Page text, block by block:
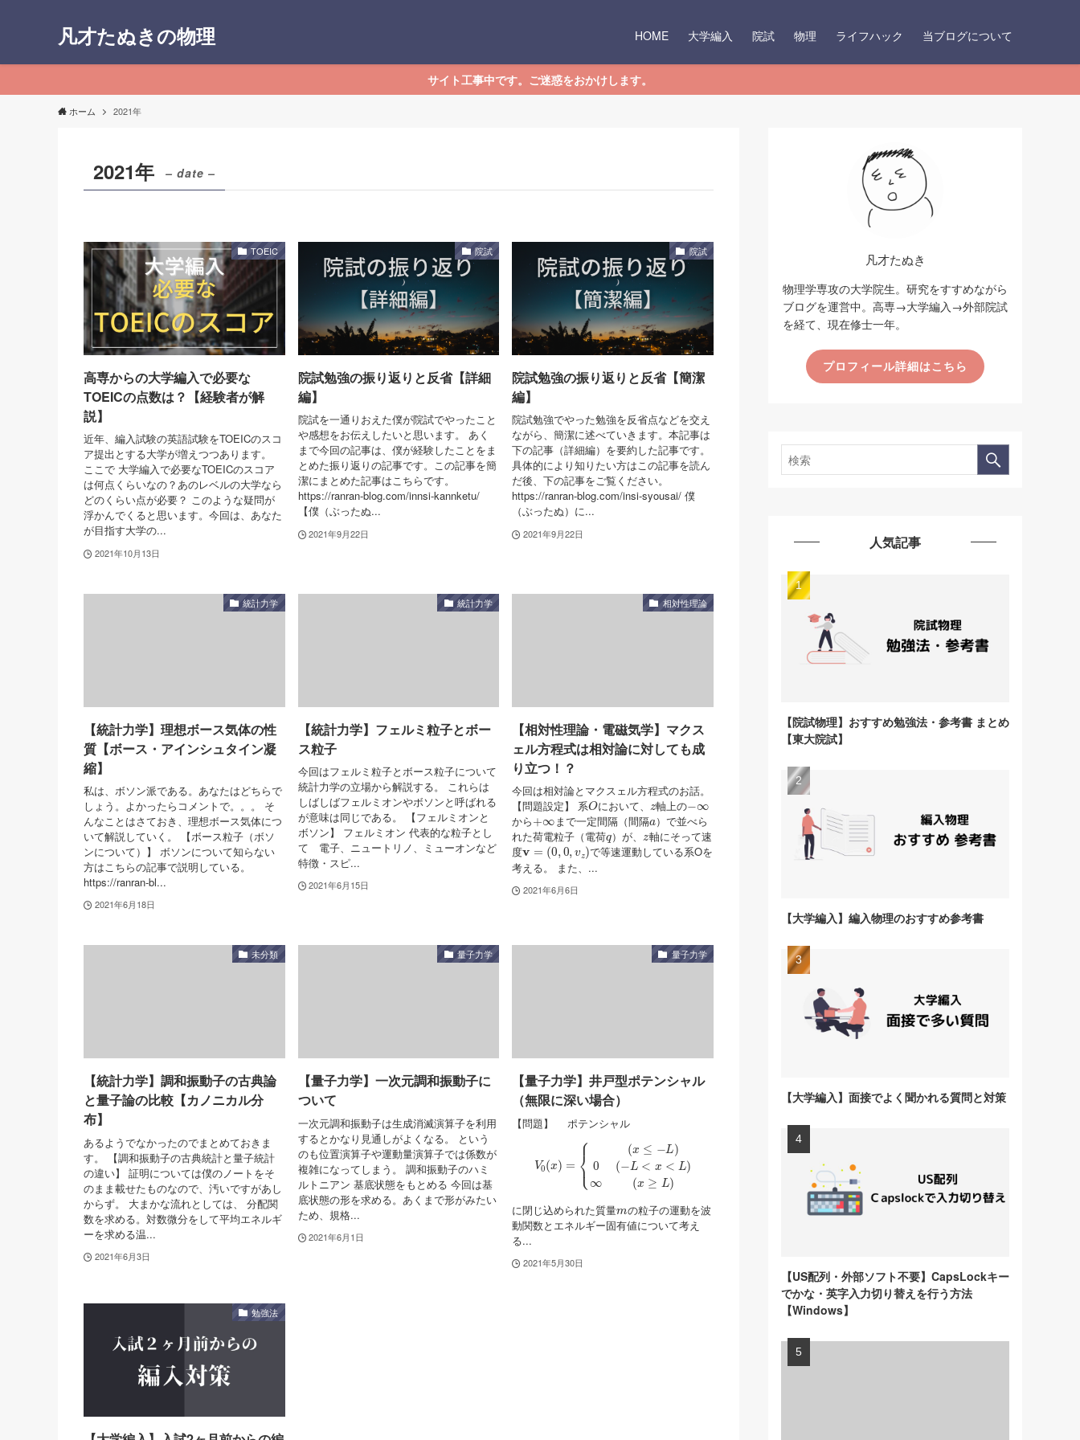
凡才たぬきの物理 HOME 大学編入 院試 物理 ライフハック 当ブログについて
サイト工事中です。ご迷惑をおかけします。
ホーム 2021年
2021年 – date –
TOEIC
高専からの大学編入で必要な
TOEICの点数は？【経験者が解
説】
近年、編入試験の英語試験をTOEICのスコ
ア提出とする大学が増えつつあります。
ここで 大学編入で必要なTOEICのスコア
は何点くらいなの？あのレベルの大学なら
どのくらい点が必要？ このような疑問が
浮かんでくると思います。今回は、あなた
が目指す大学の...
2021年10月13日
院試
院試勉強の振り返りと反省【詳細
編】
院試を一通りおえた僕が院試でやったこと
や感想をお伝えしたいと思います。 あく
まで今回の記事は、僕が経験したことをま
とめた振り返りの記事です。この記事を簡
潔にまとめた記事はこちらです。
https://ranran-blog.com/innsi-kannketu/
【僕（ぶったぬ...
2021年9月22日
院試
院試勉強の振り返りと反省【簡潔
編】
院試勉強でやった勉強を反省点などを交え
ながら、簡潔に述べていきます。本記事は
下の記事（詳細編）を要約した記事です。
具体的により知りたい方はこの記事を読ん
だ後、下の記事をご覧ください。
https://ranran-blog.com/insi-syousai/ 僕
（ぶったぬ）に...
2021年9月22日
統計力学
【統計力学】理想ボース気体の性
質【ボース・アインシュタイン凝
縮】
私は、ボソン派である。あなたはどちらで
しょう。よかったらコメントで。。。 そ
んなことはさておき、理想ボース気体につ
いて解説していく。 【ボース粒子（ボソ
ンについて）】 ボソンについて知らない
方はこちらの記事で説明している。
https://ranran-bl...
2021年6月18日
統計力学
【統計力学】フェルミ粒子とボー
ス粒子
今回はフェルミ粒子とボース粒子について
統計力学の立場から解説する。 これらは
しばしばフェルミオンやボソンと呼ばれる
が意味は同じである。 【フェルミオンと
ボソン】 フェルミオン 代表的な粒子とし
て 電子、ニュートリノ、ミューオンなど
特徴・スピ...
2021年6月15日
相対性理論
【相対性理論・電磁気学】マクス
ェル方程式は相対論に対しても成
り立つ！？
今回は相対論とマクスェル方程式のお話。
【問題設定】 系
O
において、
z
軸上の
−∞
から
+∞
まで一定間隔（間隔
a
）で並べら
れた荷電粒子（電荷
q
）が、
z
軸にそって速
度
v=(0,0,vz)
で等速運動している系Oを
考える。 また、...
2021年6月6日
未分類
【統計力学】調和振動子の古典論
と量子論の比較【カノニカル分
布】
あるようでなかったのでまとめておきま
す。 【調和振動子の古典統計と量子統計
の違い】 証明については僕のノートをそ
のまま載せたものなので、汚いですがあし
からず。 大まかな流れとしては、 分配関
数を求める。対数微分をして平均エネルギ
ーを求める温...
2021年6月3日
量子力学
【量子力学】一次元調和振動子に
ついて
一次元調和振動子は生成消滅演算子を利用
するとかなり見通しがよくなる。 という
のも位置演算子や運動量演算子では係数が
複雑になってしまう。 調和振動子のハミ
ルトニアン 基底状態をもとめる 今回は基
底状態の形を求める。あくまで形がみたい
ため、規格...
2021年6月1日
量子力学
【量子力学】井戸型ポテンシャル
（無限に深い場合）
【問題】 ポテンシャル
≤− L<x <L ∞(x
に閉じ込められた質量
の粒子の運動を波
動関数とエネルギー固有値について考え
る...
2021年5月30日
勉強法
凡才たぬき
物理学専攻の大学院生。研究をすすめながら
ブログを運営中。高専→大学編入→外部院試
を経て、現在修士一年。
プロフィール詳細はこちら
人気記事
【院試物理】おすすめ勉強法・参考書 まとめ
【東大院試】
【大学編入】編入物理のおすすめ参考書
【大学編入】面接でよく聞かれる質問と対策
【US配列・外部ソフト不要】CapsLockキー
でかな・英字入力切り替えを行う方法
【Windows】